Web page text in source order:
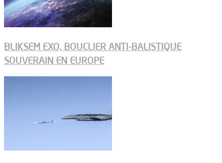
BLIKSEM EXO, BOUCLIER ANTI-BALISTIQUE
SOUVERAIN EN EUROPE